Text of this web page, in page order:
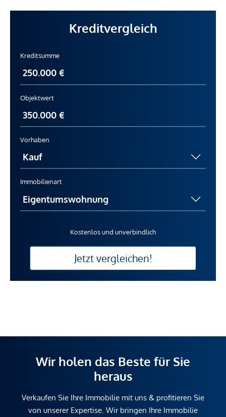
Kreditvergleich
Kreditsumme
Objektwert
Vorhaben
Immobilienart
Kostenlos und unverbindlich
Jetzt vergleichen!
Wir holen das Beste für Sie
heraus
Verkaufen Sie Ihre Immobilie mit uns & profitieren Sie
von unserer Expertise. Wir bringen Ihre Immobilie